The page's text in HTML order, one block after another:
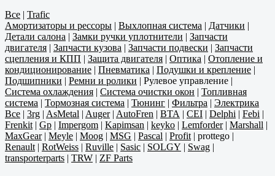
Все | Trafic
Амортизаторы и рессоры | Выхлопная система | Датчики |
Детали салона | Замки ручки уплотнители | Запчасти
двигателя | Запчасти кузова | Запчасти подвески | Запчасти
сцепления и КПП | Защита двигателя | Оптика | Отопление и
кондиционирование | Пневматика | Подушки и крепление |
Подшипники | Ремни и ролики | Рулевое управление |
Система охлаждения | Система очистки окон | Топливная
система | Тормозная система | Тюнинг | Фильтра | Электрика
Все | 3rg | AsMetal | Auger| AutoFren | BTA | CEI | Delphi | Febi |
Frenkit | Gp | Impergom | Kapimsan | keyko | Lemforder| Marshall |
MaxGear| Meyle | Moog | MSG | Pascal | Profit | prottego |
Renault | RotWeiss | Ruville | Sasic | SOLGY | Swag |
transporterparts | TRW | ZF Parts